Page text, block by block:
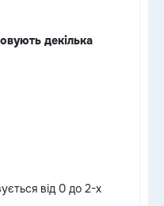
декілька
від 0 до 2-х